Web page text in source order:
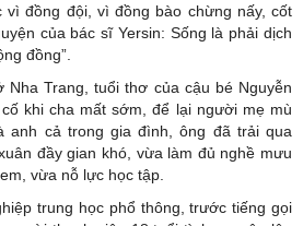
vì đồng đội, vì đồng bào chừng nấy, cốt
của bác sĩ Yersin: Sống là phải dịch
đồng”.
Trang, tuổi thơ của cậu bé Nguyễn
khi cha mất sớm, để lại người mẹ mù
anh cả trong gia đình, ông đã trải qua
đầy gian khó, vừa làm đủ nghề mưu
vừa nỗ lực học tập.
trung học phổ thông, trước tiếng gọi